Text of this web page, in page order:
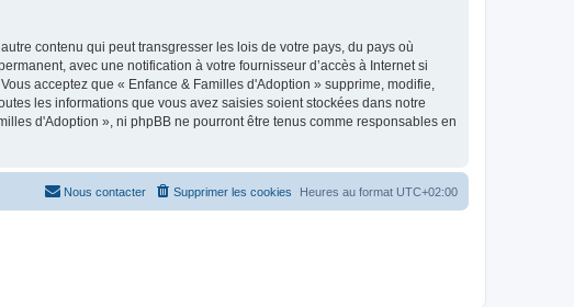
contenu qui peut transgresser les lois de votre pays, du pays où
avec une notification à votre fournisseur d’accès à Internet si
acceptez que « Enfance & Familles d'Adoption » supprime, modifie,
les informations que vous avez saisies soient stockées dans notre
d'Adoption », ni phpBB ne pourront être tenus comme responsables en
Heures au format UTC+02:00
Supprimer les cookies
Nous contacter